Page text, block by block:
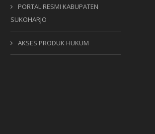
PORTAL RESMI KABUPATEN
SUKOHARJO
AKSES PRODUK HUKUM